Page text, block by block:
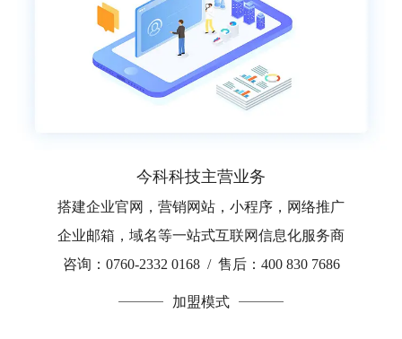
今科科技主营业务
搭建企业官网，营销网站，小程序，网络推广
企业邮箱，域名等一站式互联网信息化服务商
咨询：0760-2332 0168 / 售后：400 830 7686
加盟模式